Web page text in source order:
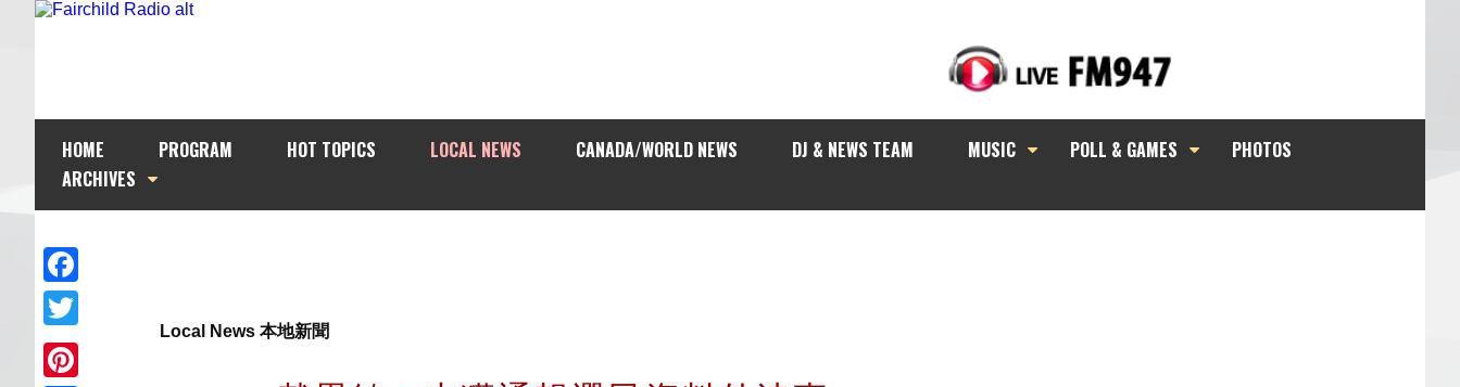
HOME PROGRAM HOT TOPICS LOCAL NEWS CANADA/WORLD NEWS DJ & NEWS TEAM MUSIC POLL & GAMES
PHOTOS
ARCHIVES
Facebook
Twitter
Local News 本地新聞